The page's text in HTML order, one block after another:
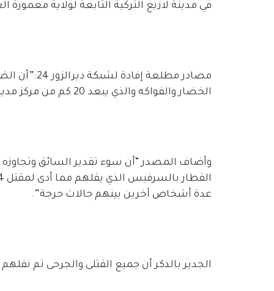
في مدينة لازيغ التركية التابعة لولاية
مصادر
الخضار والفواكه والذي يبعد 20 كم من مركز مدينة لازيغ التركية”.
وأضاف المصدر “أن سوء تقدير السائق
عدة أشخاص آخرين بينهم حالات حرجة”.
الجدير بالذكر أن جميع القتلى والجرحى تم